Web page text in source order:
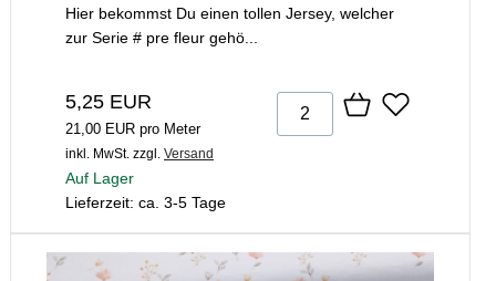
Hier bekommst Du einen tollen Jersey, welcher
zur Serie # pre fleur gehö...
5,25 EUR
21,00 EUR pro Meter
inkl. MwSt. zzgl. Versand
Auf Lager
Lieferzeit: ca. 3-5 Tage